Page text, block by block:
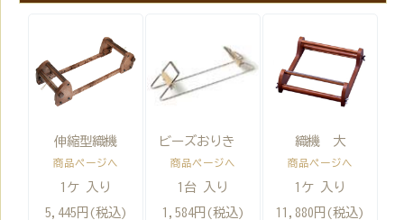
伸縮型織機
商品ページへ
1ケ 入り
5,445円(税込)
ビーズおりき
商品ページへ
1台 入り
1,584円(税込)
織機 大
商品ページへ
1ケ 入り
11,880円(税込)